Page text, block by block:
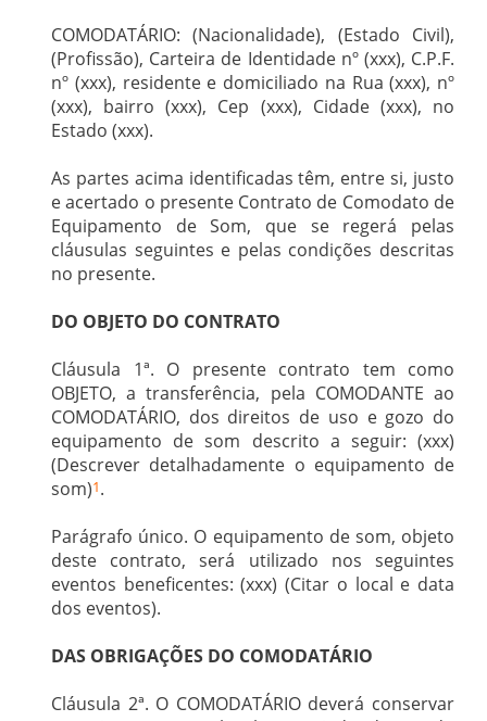
COMODATÁRIO: (Nacionalidade), (Estado Civil),
(Profissão), Carteira de Identidade nº (xxx), C.P.F.
nº (xxx), residente e domiciliado na Rua (xxx), nº
(xxx), bairro (xxx), Cep (xxx), Cidade (xxx), no
Estado (xxx).
As partes acima identificadas têm, entre si, justo
e acertado o presente Contrato de Comodato de
Equipamento de Som, que se regerá pelas
cláusulas seguintes e pelas condições descritas
no presente.
DO OBJETO DO CONTRATO
Cláusula 1ª. O presente contrato tem como
OBJETO, a transferência, pela COMODANTE ao
COMODATÁRIO, dos direitos de uso e gozo do
equipamento de som descrito a seguir: (xxx)
(Descrever detalhadamente o equipamento de
som)1.
Parágrafo único. O equipamento de som, objeto
deste contrato, será utilizado nos seguintes
eventos beneficentes: (xxx) (Citar o local e data
dos eventos).
DAS OBRIGAÇÕES DO COMODATÁRIO
Cláusula 2ª. O COMODATÁRIO deverá conservar